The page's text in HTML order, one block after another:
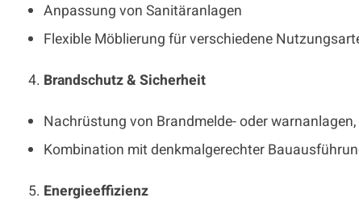
Anpassung von Sanitäranlagen
Flexible Möblierung für verschiedene
Brandschutz & Sicherheit
Nachrüstung von Brandmelde- oder
Kombination mit denkmalgerechter
Energieeffizienz